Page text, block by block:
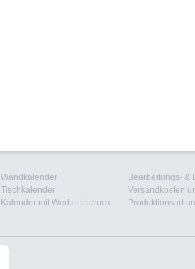
Wandkalender
Tischkalender
Kalender mit Werbeeindruck
Bearbeitungs- &
Versandkosten
Produktionsart